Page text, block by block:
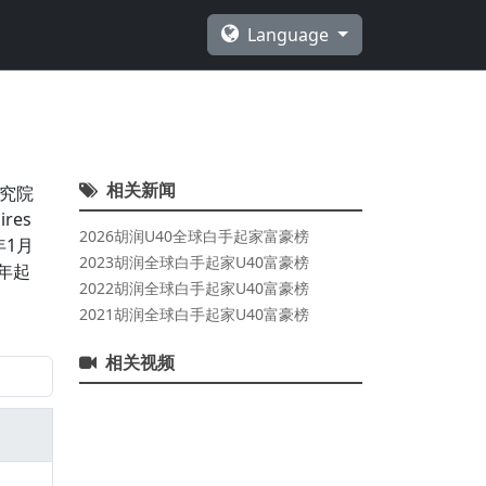
Language
院
月
起
相关新闻
2026胡润U40全球白手起家富豪榜
2023胡润全球白手起家U40富豪榜
2022胡润全球白手起家U40富豪榜
2021胡润全球白手起家U40富豪榜
相关视频